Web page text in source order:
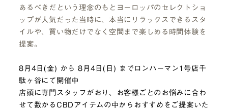
あるべきだという理念のもとヨーロッパのセレクトショ
ップが人気だった当時に、本当にリラックスできるスタ
イルや、買い物だけでなく空間まで楽しめる時間体験を
提案。
8月4日(金) から 8月4日(日) までロンハーマン1号店千
駄ヶ谷にて開催中
店頭に専門スタッフがおり、お客様ごとのお悩みに合わ
せて数かるCBDアイテムの中からおすすめをご提案いた